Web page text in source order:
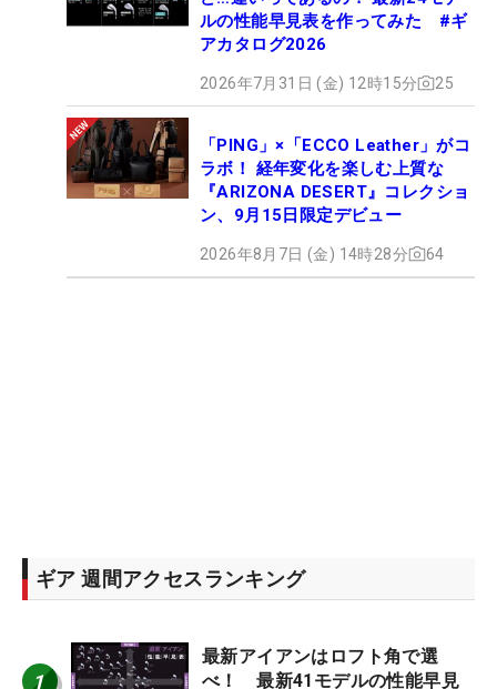
ルの性能早見表を作ってみた #ギ
アカタログ2026
2026年7月31日 (金) 12時15分 25
「PING」×「ECCO Leather」がコ
ラボ！ 経年変化を楽しむ上質な
『ARIZONA DESERT』コレクショ
ン、9月15日限定デビュー
2026年8月7日 (金) 14時28分 64
ギア 週間アクセスランキング
1
最新アイアンはロフト角で選
べ！ 最新41モデルの性能早見